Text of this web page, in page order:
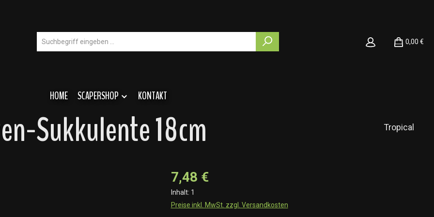
0,00 €
HOME SCAPERSHOP KONTAKT
Sukkulente 18cm Tropical
7,48 €
Inhalt: 1
Preise inkl. MwSt. zzgl. Versandkosten